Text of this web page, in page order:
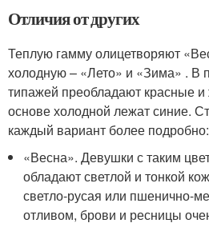
Отличия от других
Теплую гамму олицетворяют
холодную – «Лето» и «Зима» . В
типажей преобладают красные
основе холодной лежат синие.
каждый вариант более подробно:
«Весна». Девушки с таким
обладают светлой и тонкой
светло-русая или пшенично-
отливом, брови и ресницы